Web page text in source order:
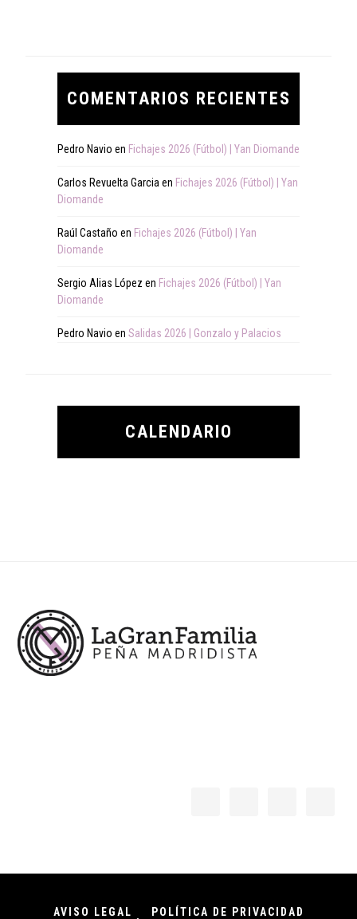
COMENTARIOS RECIENTES
Pedro Navio en Fichajes 2026 (Fútbol) | Yan Diomande
Carlos Revuelta Garcia en Fichajes 2026 (Fútbol) | Yan
Diomande
Raúl Castaño en Fichajes 2026 (Fútbol) | Yan
Diomande
Sergio Alias López en Fichajes 2026 (Fútbol) | Yan
Diomande
Pedro Navio en Salidas 2026 | Gonzalo y Palacios
CALENDARIO
AVISO LEGAL
POLÍTICA DE PRIVACIDAD